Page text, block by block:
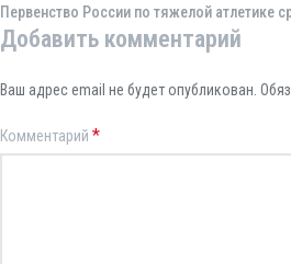
Первенство России по тяжелой атлетике
Добавить комментарий
Ваш адрес email не будет опубликован.
Комментарий *